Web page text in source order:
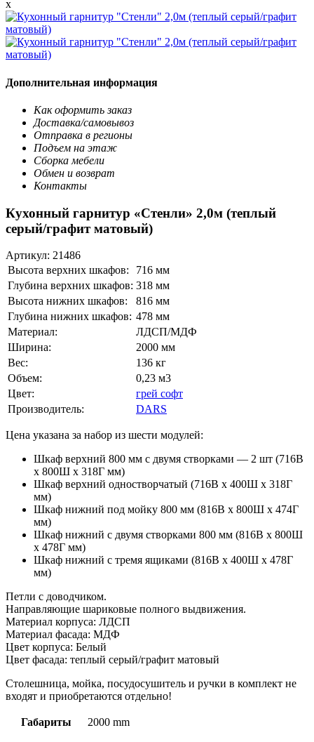
x
Дополнительная информация
Как оформить заказ
Доставка/самовывоз
Отправка в регионы
Подъем на этаж
Сборка мебели
Обмен и возврат
Контакты
Кухонный гарнитур «Стенли» 2,0м (теплый
серый/графит матовый)
Артикул: 21486
Высота верхних шкафов:
716 мм
Глубина верхних шкафов: 318 мм
Высота нижних шкафов:
816 мм
Глубина нижних шкафов: 478 мм
Материал:
ЛДСП/МДФ
Ширина:
2000 мм
Вес:
136 кг
Объем:
0,23 м3
Цвет:
грей софт
Производитель:
DARS
Цена указана за набор из шести модулей:
Шкаф верхний 800 мм с двумя створками — 2 шт (716В
х 800Ш х 318Г мм)
Шкаф верхний одностворчатый (716В х 400Ш х 318Г
мм)
Шкаф нижний под мойку 800 мм (816В х 800Ш х 474Г
мм)
Шкаф нижний с двумя створками 800 мм (816В х 800Ш
х 478Г мм)
Шкаф нижний с тремя ящиками (816В х 400Ш х 478Г
мм)
Петли с доводчиком.
Направляющие шариковые полного выдвижения.
Материал корпуса: ЛДСП
Материал фасада: МДФ
Цвет корпуса: Белый
Цвет фасада: теплый серый/графит матовый
Столешница, мойка, посудосушитель и ручки в комплект не
входят и приобретаются отдельно!
Габариты 2000 mm